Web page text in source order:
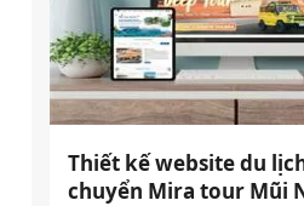
Thiết kế website du
chuyển Mira tour Mũi